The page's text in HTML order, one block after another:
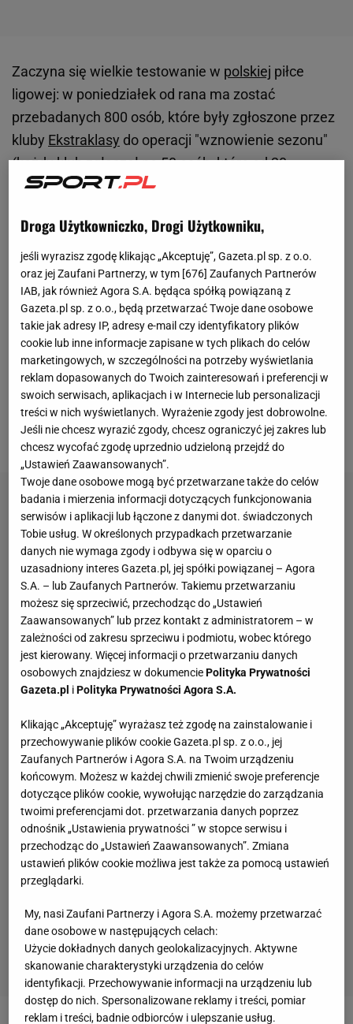
Zaczyna się wielkie testowanie w polskiej piłce
ligowej: w poniedziałek od rana ma zostać
przebadanych 800 osób, które były zgłoszone przez
kluby Ekstraklasy do operacji "wznowienie sezonu"
(każdy klub zgłaszał po 50 osób, które od 20
kwietnia miały poddać się samoizolacji). Każdy klub
do testów przesiewowych, na dwa rodzaje
przeciwciał: jeden ich rodzaj daje informację, że
dana osoba właśnie przechodzi chorobę, drugi – że
już ją przeszła. Ale niektórzy piłkarze mieli już w
ostatnich dniach zrobione testy bardziej
zaawansowane, z wymazu. Chodzi o tych
zawodników, którzy zgłaszali jakieś niepokojące
objawy w wypełnianych codziennie od dwóch
tygodni ankietach medycznych. Na razie wszystkie
testy dały wynik negatywny.
Droga Użytkowniczko, Drogi Użytkowniku,
jeśli wyrazisz zgodę klikając „Akceptuję”, Gazeta.pl sp. z o.o.
oraz jej Zaufani Partnerzy, w tym [676] Zaufanych Partnerów
IAB, jak również Agora S.A. będąca spółką powiązaną z
Gazeta.pl sp. z o.o., będą przetwarzać Twoje dane osobowe
takie jak adresy IP, adresy e-mail czy identyfikatory plików
cookie lub inne informacje zapisane w tych plikach do celów
marketingowych, w szczególności na potrzeby wyświetlania
reklam dopasowanych do Twoich zainteresowań i preferencji w
swoich serwisach, aplikacjach i w Internecie lub personalizacji
treści w nich wyświetlanych. Wyrażenie zgody jest dobrowolne.
Jeśli nie chcesz wyrazić zgody, chcesz ograniczyć jej zakres lub
chcesz wycofać zgodę uprzednio udzieloną przejdź do
„Ustawień Zaawansowanych”.
Twoje dane osobowe mogą być przetwarzane także do celów
badania i mierzenia informacji dotyczących funkcjonowania
serwisów i aplikacji lub łączone z danymi dot. świadczonych
Tobie usług. W określonych przypadkach przetwarzanie
danych nie wymaga zgody i odbywa się w oparciu o
uzasadniony interes Gazeta.pl, jej spółki powiązanej – Agora
S.A. – lub Zaufanych Partnerów. Takiemu przetwarzaniu
możesz się sprzeciwić, przechodząc do „Ustawień
Zaawansowanych” lub przez kontakt z administratorem – w
zależności od zakresu sprzeciwu i podmiotu, wobec którego
jest kierowany. Więcej informacji o przetwarzaniu danych
osobowych znajdziesz w dokumenciePolityka Prywatności
Gazeta.pl iPolityka Prywatności Agora S.A.
Klikając „Akceptuję” wyrażasz też zgodę na zainstalowanie i
przechowywanie plików cookie Gazeta.pl sp. z o.o., jej
Zaufanych Partnerów i Agora S.A. na Twoim urządzeniu
końcowym. Możesz w każdej chwili zmienić swoje preferencje
dotyczące plików cookie, wywołując narzędzie do zarządzania
twoimi preferencjami dot. przetwarzania danych poprzez
odnośnik „Ustawienia prywatności ” w stopce serwisu i
przechodząc do „Ustawień Zaawansowanych”. Zmiana
ustawień plików cookie możliwa jest także za pomocą ustawień
przeglądarki.
My, nasi Zaufani Partnerzy i Agora S.A. możemy przetwarzać
dane osobowe w następujących celach:
Użycie dokładnych danych geolokalizacyjnych. Aktywne
skanowanie charakterystyki urządzenia do celów
identyfikacji. Przechowywanie informacji na urządzeniu lub
dostęp do nich. Spersonalizowane reklamy i treści, pomiar
reklam i treści, badnie odbiorców i ulepszanie usług.